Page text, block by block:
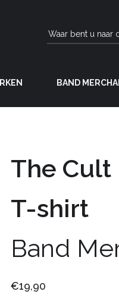
BAND
The Cult
T-shirt
Band
€19,90